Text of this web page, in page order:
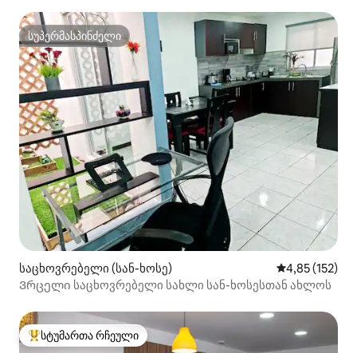
სუპერმასპინძელი
სუპერმასპინძელი
საცხოვრებელი (სან-ხოსე) საშუალო
4,85 (152)
Ვრცელი საცხოვრებელი სახლი სან-ხოსესთან ახლოს
სტუმართა რჩეული მოწინავე ვარიანტი
სტუმართა რჩეული